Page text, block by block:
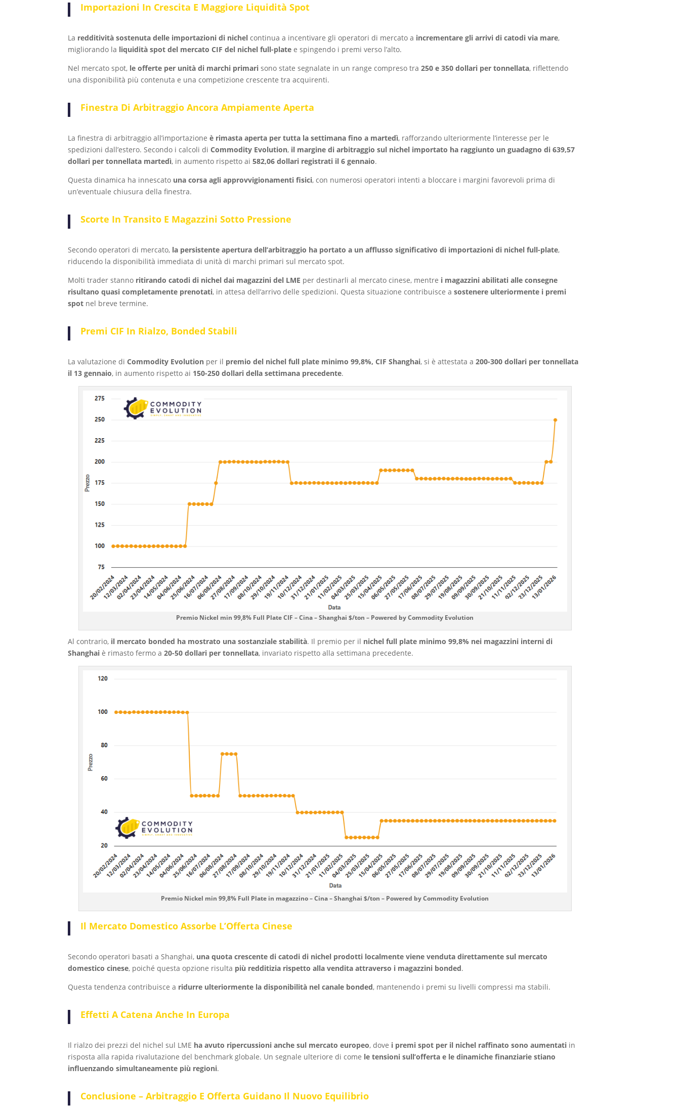
Importazioni In Crescita E Maggiore Liquidità Spot
La redditività sostenuta delle importazioni di nichel continua a incentivare gli operatori di mercato a incrementare gli arrivi di catodi via mare,
migliorando la liquidità spot del mercato CIF del nichel full-plate e spingendo i premi verso l’alto.
Nel mercato spot, le offerte per unità di marchi primari sono state segnalate in un range compreso tra250 e 350 dollari per tonnellata, riflettendo
una disponibilità più contenuta e una competizione crescente tra acquirenti.
Finestra Di Arbitraggio Ancora Ampiamente Aperta
La finestra di arbitraggio all’importazioneè rimasta aperta per tutta la settimana fino a martedì, rafforzando ulteriormente l’interesse per le
spedizioni dall’estero. Secondo i calcoli diCommodity Evolution, il margine di arbitraggio sul nichel importato ha raggiunto un guadagno di 639,57
dollari per tonnellata martedì, in aumento rispetto ai582,06 dollari registrati il 6 gennaio.
Questa dinamica ha innescato una corsa agli approvvigionamenti fisici, con numerosi operatori intenti a bloccare i margini favorevoli prima di
un’eventuale chiusura della finestra.
Scorte In Transito E Magazzini Sotto Pressione
Secondo operatori di mercato, la persistente apertura dell’arbitraggio ha portato a un afflusso significativo di importazioni di nichel full-plate,
riducendo la disponibilità immediata di unità di marchi primari sul mercato spot.
Molti trader stanno ritirando catodi di nichel dai magazzini del LME per destinarli al mercato cinese, mentre i magazzini abilitati alle consegne
risultano quasi completamente prenotati, in attesa dell’arrivo delle spedizioni. Questa situazione contribuisce asostenere ulteriormente i premi
spot nel breve termine.
Premi CIF In Rialzo, Bonded Stabili
La valutazione diCommodity Evolution per il premio del nichel full plate minimo 99,8%, CIF Shanghai, si è attestata a200-300 dollari per tonnellata
il 13 gennaio, in aumento rispetto ai 150-250 dollari della settimana precedente.
Premio Nickel min 99,8% Full Plate CIF – Cina – Shanghai $/ton – Powered by Commodity Evolution
Al contrario, il mercato bonded ha mostrato una sostanziale stabilità. Il premio per il nichel full plate minimo 99,8% nei magazzini interni di
Shanghai è rimasto fermo a20-50 dollari per tonnellata, invariato rispetto alla settimana precedente.
Premio Nickel min 99,8% Full Plate in magazzino – Cina – Shanghai $/ton – Powered by Commodity Evolution
Il Mercato Domestico Assorbe L’Offerta Cinese
Secondo operatori basati a Shanghai, una quota crescente di catodi di nichel prodotti localmente viene venduta direttamente sul mercato
domestico cinese, poiché questa opzione risulta più redditizia rispetto alla vendita attraverso i magazzini bonded.
Questa tendenza contribuisce a ridurre ulteriormente la disponibilità nel canale bonded, mantenendo i premi su livelli compressi ma stabili.
Effetti A Catena Anche In Europa
Il rialzo dei prezzi del nichel sul LME ha avuto ripercussioni anche sul mercato europeo, dove i premi spot per il nichel raffinato sono aumentati in
risposta alla rapida rivalutazione del benchmark globale. Un segnale ulteriore di come le tensioni sull’offerta e le dinamiche finanziarie stiano
influenzando simultaneamente più regioni.
Conclusione – Arbitraggio E Offerta Guidano Il Nuovo Equilibrio